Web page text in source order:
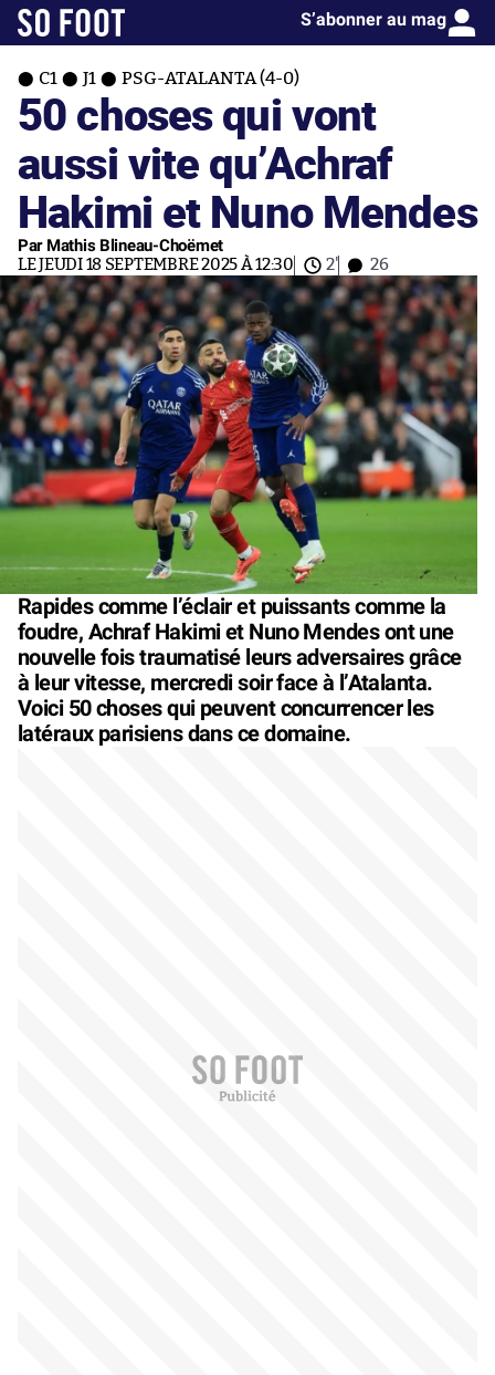
S’abonner au mag
C1 J1 PSG-ATALANTA (4-0)
50 choses qui vont
aussi vite qu’Achraf
Hakimi et Nuno Mendes
Par Mathis Blineau-Choëmet
LE JEUDI 18 SEPTEMBRE 2025 À 12:30 2' 26
Rapides comme l’éclair et puissants comme la
foudre, Achraf Hakimi et Nuno Mendes ont une
nouvelle fois traumatisé leurs adversaires grâce
à leur vitesse, mercredi soir face à l’Atalanta.
Voici 50 choses qui peuvent concurrencer les
latéraux parisiens dans ce domaine.